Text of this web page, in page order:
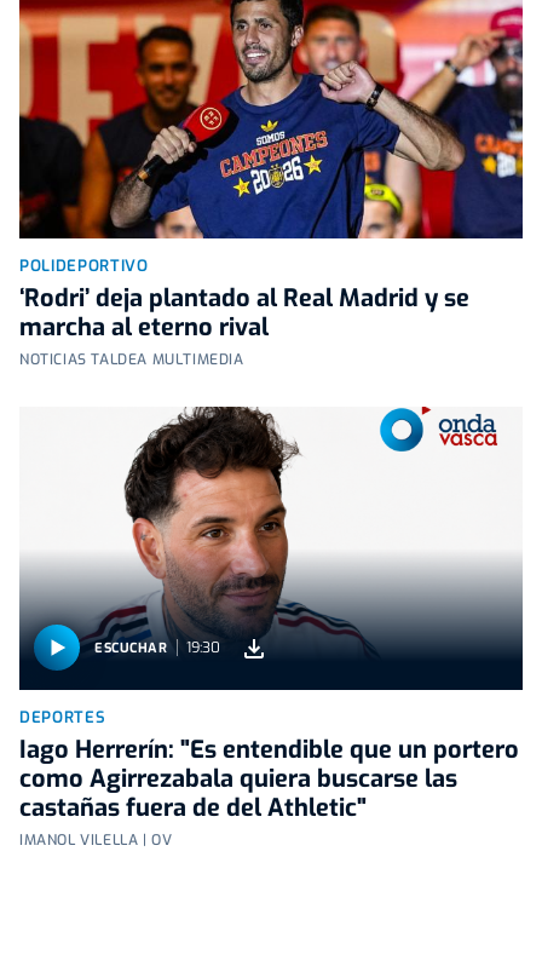
POLIDEPORTIVO
‘Rodri’ deja plantado al Real Madrid y se
marcha al eterno rival
NOTICIAS TALDEA MULTIMEDIA
ESCUCHAR 19:30
DEPORTES
Iago Herrerín: "Es entendible que un portero
como Agirrezabala quiera buscarse las
castañas fuera de del Athletic"
IMANOL VILELLA | OV